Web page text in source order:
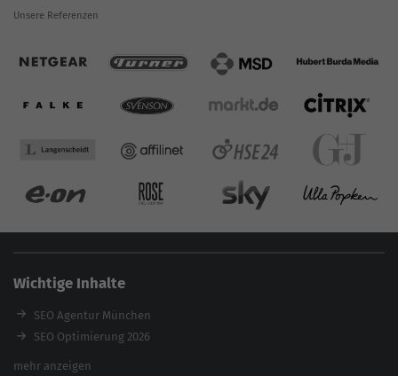
Unsere Referenzen
Wichtige Inhalte
SEO Agentur München
SEO Optimierung 2026
Backlink-Audit 2026
mehr anzeigen